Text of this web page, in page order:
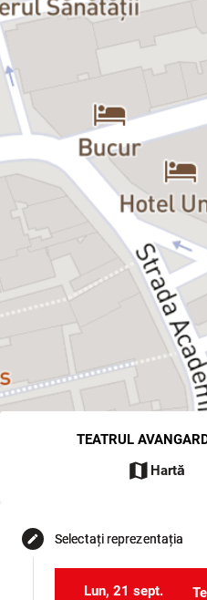
TEATRUL
map Hartă
edit Selectați reprezentația
Lun, 21 sept.